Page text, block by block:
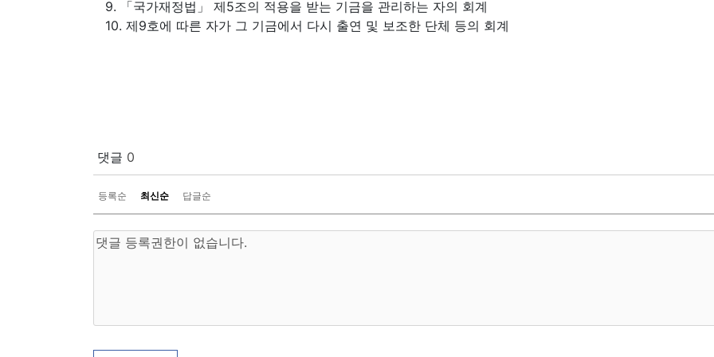
9. 「국가재정법」 제5조의 적용을 받는 기금을 관리하는 자의 회계
10. 제9호에 따른 자가 그 기금에서 다시 출연 및 보조한 단체 등의 회계
댓글 0
등록순 최신순 답글순